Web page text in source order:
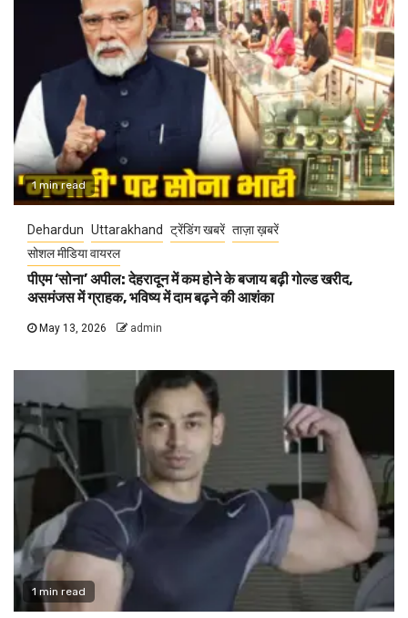
1 min read
Dehardun Uttarakhand ट्रेंडिंग खबरें ताज़ा ख़बरें
सोशल मीडिया वायरल
पीएम ‘सोना’ अपील: देहरादून में कम होने के बजाय बढ़ी गोल्ड खरीद,
असमंजस में ग्राहक, भविष्य में दाम बढ़ने की आशंका
May 13, 2026 admin
1 min read